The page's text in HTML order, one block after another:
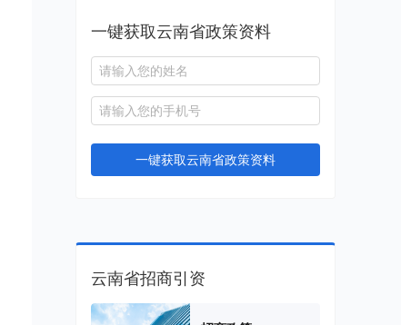
一键获取云南省政策资料
一键获取云南省政策资料
云南省招商引资